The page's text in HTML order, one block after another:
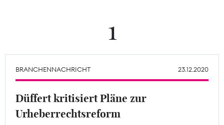
Mitgliederbereich
1
BRANCHENNACHRICHT 23.12.2020
Düffert kritisiert Pläne zur
Urheberrechtsreform